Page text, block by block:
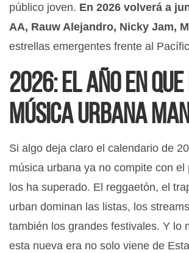
público joven. En 2026 volverá a
AA, Rauw Alejandro, Nicky Jam,
estrellas emergentes frente al
2026: el año en
música urbana
Si algo deja claro el calendario de
música urbana ya no compite con el
los ha superado. El reggaetón, el
urban dominan las listas, los
también los grandes festivales. Y lo
esta nueva era no solo viene de